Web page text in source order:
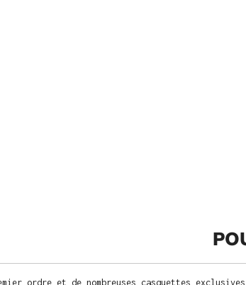
ordre et de nombreuses casquettes